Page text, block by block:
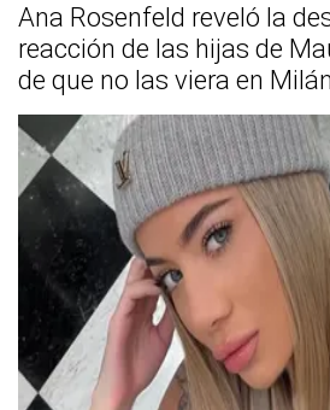
Ana Rosenfeld reveló la
reacción de las hijas de
de que no las viera en Milán